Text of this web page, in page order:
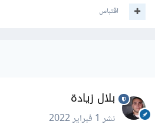
اقتباس
بلال زيادة
نشر1 فبراير 2022